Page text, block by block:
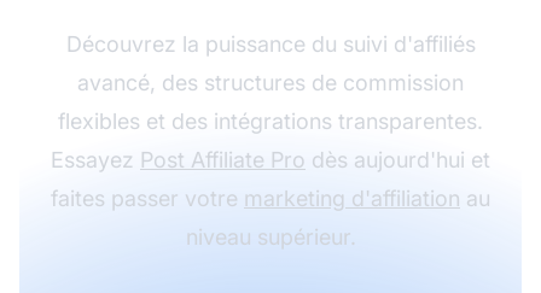
Découvrez la puissance du suivi d'affiliés
avancé, des structures de commission
flexibles et des intégrations transparentes.
Essayez Post Affiliate Pro dès aujourd'hui et
faites passer votre marketing d'affiliation au
niveau supérieur.